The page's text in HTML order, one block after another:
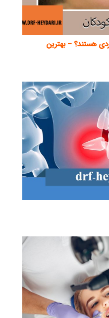
هستند؟ – بهترین